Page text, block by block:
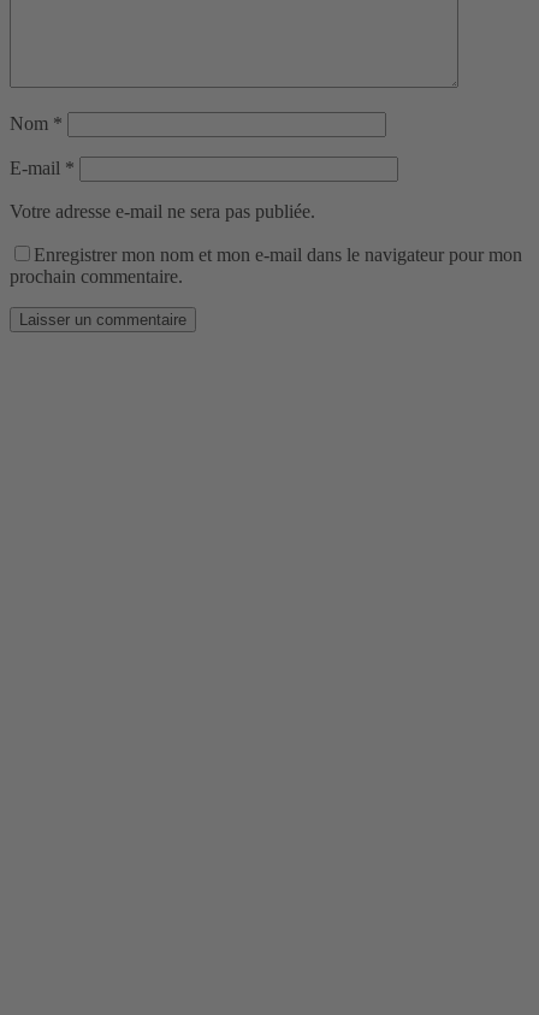
Nom *
E-mail *
Votre adresse e-mail ne sera pas publiée.
Enregistrer mon nom et mon e-mail dans le navigateur pour mon
prochain commentaire.